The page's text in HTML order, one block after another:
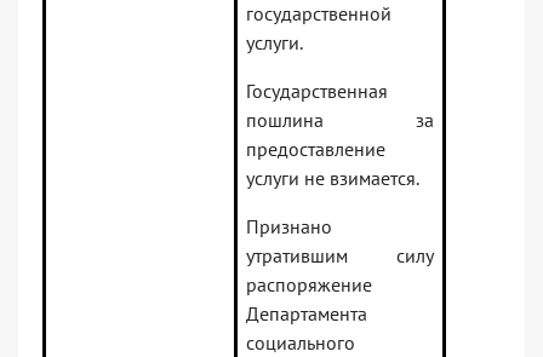
государственной
услуги.
Государственная
пошлина за
предоставление
услуги не взимается.
Признано
утратившим силу
распоряжение
Департамента
социального